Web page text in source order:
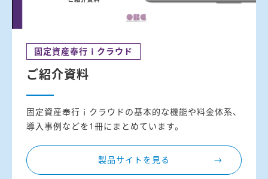
固定資産奉行ｉクラウド
ご紹介資料
固定資産奉行ｉクラウドの基本的な機能や料金体系、
導入事例などを1冊にまとめています。
製品サイトを見る